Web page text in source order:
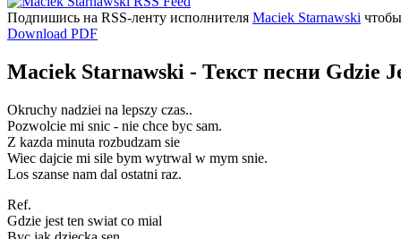
Подпишись на RSS-ленту исполнителя Maciek Starnawski
Download PDF
Maciek Starnawski - Текст песни Gdzie
Okruchy nadziei na lepszy czas..
Pozwolcie mi snic - nie chce byc sam.
Z kazda minuta rozbudzam sie
Wiec dajcie mi sile bym wytrwal w mym snie.
Los szanse nam dal ostatni raz.
Ref.
Gdzie jest ten swiat co mial